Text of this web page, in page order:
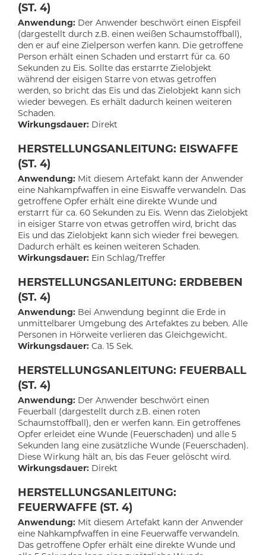
(ST. 4)
Anwendung: Der Anwender beschwört einen Eispfeil
(dargestellt durch z.B. einen weißen Schaumstoffball),
den er auf eine Zielperson werfen kann. Die getroffene
Person erhält einen Schaden und erstarrt für ca. 60
Sekunden zu Eis. Sollte das erstarrte Zielobjekt
während der eisigen Starre von etwas getroffen
werden, so bricht das Eis und das Zielobjekt kann sich
wieder bewegen. Es erhält dadurch keinen weiteren
Schaden.
Wirkungsdauer: Direkt
HERSTELLUNGSANLEITUNG: EISWAFFE
(ST. 4)
Anwendung: Mit diesem Artefakt kann der Anwender
eine Nahkampfwaffen in eine Eiswaffe verwandeln. Das
getroffene Opfer erhält eine direkte Wunde und
erstarrt für ca. 60 Sekunden zu Eis. Wenn das Zielobjekt
in eisiger Starre von etwas getroffen wird, bricht das
Eis und das Zielobjekt kann sich wieder frei bewegen.
Dadurch erhält es keinen weiteren Schaden.
Wirkungsdauer: Ein Schlag/Treffer
HERSTELLUNGSANLEITUNG: ERDBEBEN
(ST. 4)
Anwendung: Bei Anwendung beginnt die Erde in
unmittelbarer Umgebung des Artefaktes zu beben. Alle
Personen in Hörweite verlieren das Gleichgewicht.
Wirkungsdauer: Ca. 15 Sek.
HERSTELLUNGSANLEITUNG: FEUERBALL
(ST. 4)
Anwendung: Der Anwender beschwört einen
Feuerball (dargestellt durch z.B. einen roten
Schaumstoffball), den er werfen kann. Ein getroffenes
Opfer erleidet eine Wunde (Feuerschaden) und alle 5
Sekunden lang eine zusätzliche Wunde (Feuerschaden).
Diese Wirkung hält an, bis das Feuer gelöscht wird.
Wirkungsdauer: Direkt
HERSTELLUNGSANLEITUNG:
FEUERWAFFE (ST. 4)
Anwendung: Mit diesem Artefakt kann der Anwender
eine Nahkampfwaffen in eine Feuerwaffe verwandeln.
Das getroffene Opfer erhält eine direkte Wunde und